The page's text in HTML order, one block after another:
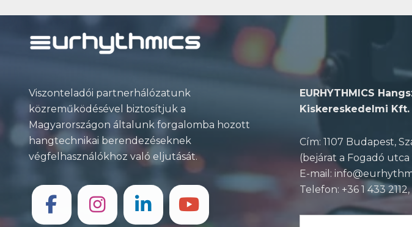
Viszonteladói partnerhálózatunk
közreműködésével biztosítjuk a
Magyarországon általunk forgalomba hozott
hangtechnikai berendezéseknek
végfelhasználókhoz való eljutását.
EURHYTHMICS
Kiskereskedelmi Kft.
Cím: 1107 Budapest,
(bejárat a Fogadó
E-mail:
Telefon: +36 1 433 2112,